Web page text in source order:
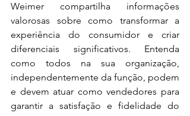
Weimer compartilha informações
valorosas sobre como transformar a
experiência do consumidor e criar
diferenciais significativos. Entenda
como todos na sua organização,
independentemente da função, podem
e devem atuar como vendedores para
garantir a satisfação e fidelidade do